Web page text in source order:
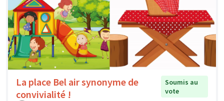
La place Bel air synonyme de
convivialité !
Soumis au
vote